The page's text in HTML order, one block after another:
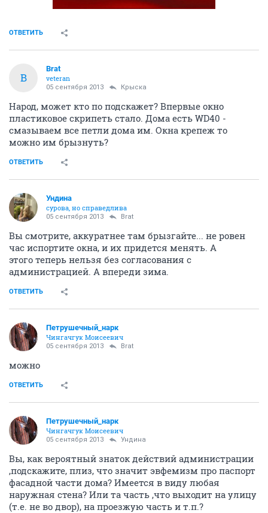
ОТВЕТИТЬ
B
Brat
veteran
05 сентября 2013 Крыска
Народ, может кто по подскажет? Впервые окно
пластиковое скрипеть стало. Дома есть WD40 -
смазываем все петли дома им. Окна крепеж то
можно им брызнуть?
ОТВЕТИТЬ
Ундинa
сурова, но справедлива
05 сентября 2013 Brat
Вы смотрите, аккуратнее там брызгайте... не ровен
час испортите окна, и их придется менять. А
этого теперь нельзя без согласования с
администрацией. А впереди зима.
ОТВЕТИТЬ
Петрушечный_нарк
Чингачгук Моисеевич
05 сентября 2013 Brat
можно
ОТВЕТИТЬ
Петрушечный_нарк
Чингачгук Моисеевич
05 сентября 2013 Ундинa
Вы, как вероятный знаток действий администрации
,подскажите, плиз, что значит эвфемизм про паспорт
фасадной части дома? Имеется в виду любая
наружная стена? Или та часть ,что выходит на улицу
(т.е. не во двор), на проезжую часть и т.п.?